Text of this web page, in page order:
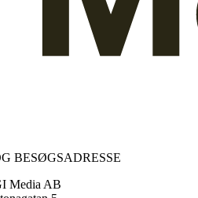
BESØGSADRESSE
Media AB